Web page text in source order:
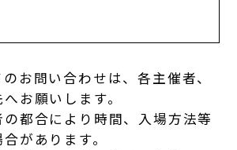
お問い合わせは、各主催者、
お願いします。
都合により時間、入場方法等
があります。